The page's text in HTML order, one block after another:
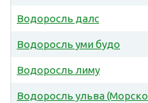
Водоросль далс
Водоросль уми будо
Водоросль лиму
Водоросль ульва (Морско